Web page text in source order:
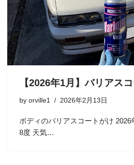
【2026年1月】バリアス
by orville1 2026年2月13日
ボディのバリアスコートがけ 2026
8度 天気…